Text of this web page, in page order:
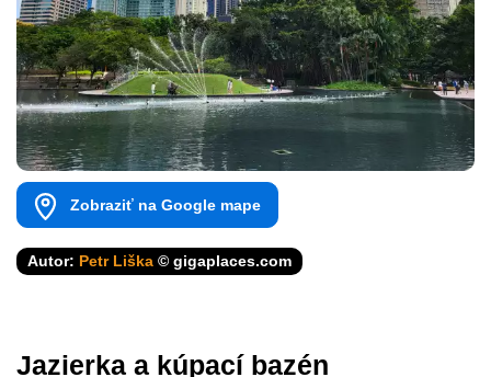
Zobraziť na Google mape
Autor: Petr Liška © gigaplaces.com
Jazierka a kúpací bazén